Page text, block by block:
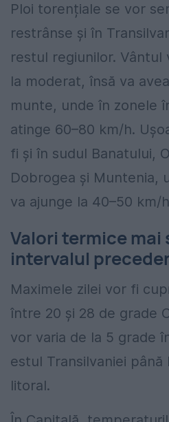
Ploi torențiale se vor
restrânse și în
restul regiunilor. Vântul
la moderat, însă va
munte, unde în zonele
atinge 60–80 km/h.
fi și în sudul Banatului,
Dobrogea și Muntenia,
va ajunge la 40–50 km/
Valori termice
intervalul
Maximele zilei vor fi
între 20 și 28 de grade
vor varia de la 5 grade
estul Transilvaniei
litoral.